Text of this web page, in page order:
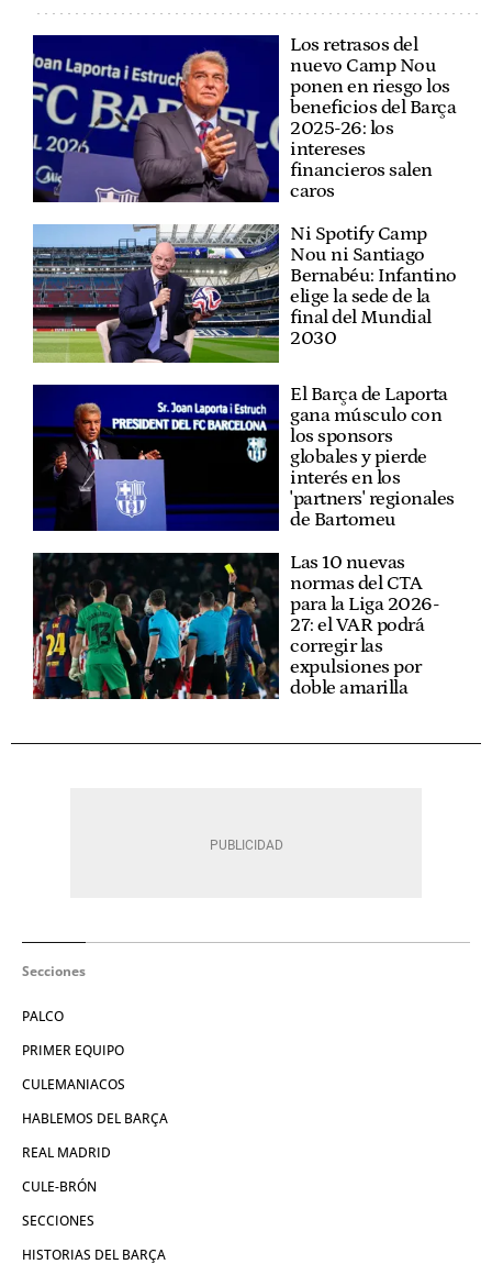
Los retrasos del
nuevo Camp Nou
ponen en riesgo los
beneficios del Barça
2025-26: los
intereses
financieros salen
caros
Ni Spotify Camp
Nou ni Santiago
Bernabéu: Infantino
elige la sede de la
final del Mundial
2030
El Barça de Laporta
gana músculo con
los sponsors
globales y pierde
interés en los
'partners' regionales
de Bartomeu
Las 10 nuevas
normas del CTA
para la Liga 2026-
27: el VAR podrá
corregir las
expulsiones por
doble amarilla
Secciones
PALCO
PRIMER EQUIPO
CULEMANIACOS
HABLEMOS DEL BARÇA
REAL MADRID
CULE-BRÓN
SECCIONES
HISTORIAS DEL BARÇA